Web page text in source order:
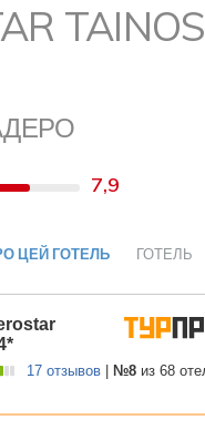
TAINOS
7,9
ЦЕЙ ГОТЕЛЬ ГОТЕЛЬ